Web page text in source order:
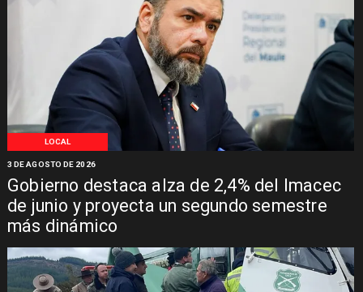
LOCAL
Gobierno destaca alza de 2,4% del Imacec
de junio y proyecta un segundo semestre
más dinámico
3 DE AGOSTO DE 2026